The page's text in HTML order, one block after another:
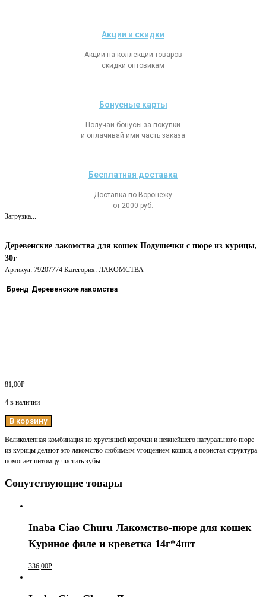
Акции и скидки
Акции на коллекции товаров
скидки оптовикам
Бонусные карты
Получай бонусы за покупки
и оплачивай ими часть заказа
Бесплатная доставка
Доставка по Воронежу
от 2000 руб.
Загрузка...
Деревенские лакомства для кошек Подушечки с пюре из курицы,
30г
Артикул: 79207774 Категория: ЛАКОМСТВА
Бренд Деревенские лакомства
81,00Р
4 в наличии
В корзину
Великолепная комбинация из хрустящей корочки и нежнейшего натурального пюре
из курицы делают это лакомство любимым угощением кошки, а пористая структура
помогает питомцу чистить зубы.
Сопутствующие товары
Inaba Ciao Churu Лакомство-пюре для кошек
Куриное филе и креветка 14г*4шт
336,00Р